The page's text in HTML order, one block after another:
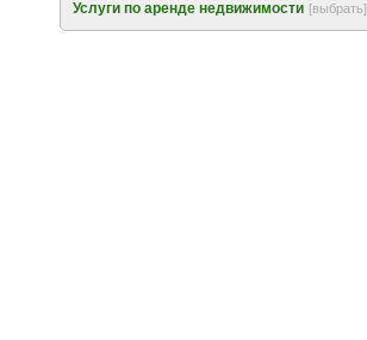
Услуги по аренде недвижимости [выбрать]